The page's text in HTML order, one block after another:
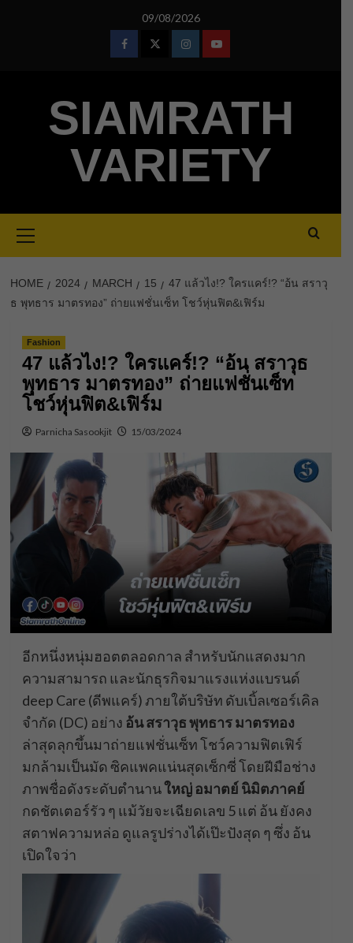
09/08/2026
FacebookTwitterInstagramYoutube
SIAMRATH
VARIETY
Menu
HOME 2024 MARCH 15
47 แล้วไง!? ใครแคร์!? “อ้น สราวุ
ธ พุทธาร มาตรทอง” ถ่ายแฟชั่นเซ็ท โชว์หุ่นฟิต&เฟิร์ม
Fashion
47 แล้วไง!? ใครแคร์!? “อ้น สราวุธ
พุทธาร มาตรทอง” ถ่ายแฟชั่นเซ็ท
โชว์หุ่นฟิต&เฟิร์ม
Parnicha Sasookjit 15/03/2024
อีกหนึ่งหนุ่มฮอตตลอดกาล สำหรับนักแสดงมาก
ความสามารถ และนักธุรกิจมาแรงแห่งแบรนด์
deep Care (ดีพแคร์) ภายใต้บริษัท ดับเบิ้ลเซอร์เคิล
จำกัด (DC) อย่าง อ้น สราวุธ พุทธาร มาตรทอง
ล่าสุดลุกขึ้นมาถ่ายแฟชั่นเซ็ท โชว์ความฟิตเฟิร์
มกล้ามเป็นมัด ซิคแพคแน่นสุดเซ็กซี่ โดยฝีมือช่าง
ภาพชื่อดังระดับตำนานใหญ่ อมาตย์ นิมิตภาคย์
กดชัตเตอร์รัว ๆ แม้วัยจะเฉียดเลข 5 แต่ อ้น ยังคง
สตาฟความหล่อ ดูแลรูปร่างได้เป๊ะปังสุด ๆ ซึ่ง อ้น
เปิดใจว่า